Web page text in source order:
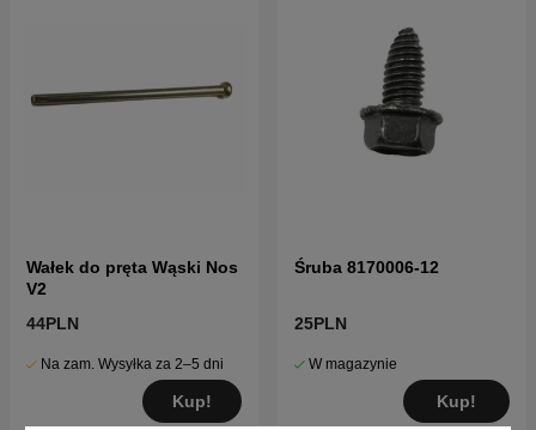
Wałek do pręta Wąski Nos
V2
44PLN
Na zam. Wysyłka za 2–5 dni
Kup!
Śruba 8170006-12
25PLN
W magazynie
Kup!